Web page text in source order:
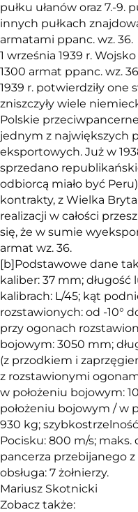
pułku ułanów oraz 7.-9.
innych pułkach
armatami ppanc. wz. 36.
1 września 1939 r.
1300 armat ppanc. wz.
1939 r. potwierdziły one
zniszczyły wiele
Polskie
jednym z największych
eksportowych. Już w
sprzedano
odbiorcą miało być
kontrakty, z Wielka
realizacji w całości
się, że w sumie
armat wz. 36.
[b]Podstawowe dane
kaliber: 37 mm; długość
kalibrach: L/45; kąt
rozstawionych: od -10°
przy ogonach
bojowym: 3050 mm;
(z przodkiem i
z rozstawionymi
w położeniu bojowym:
położeniu bojowym / w
930 kg;
Pocisku: 800 m/s; maks.
pancerza przebijanego
obsługa: 7 żołnierzy.
Mariusz Skotnicki
Zobacz także: